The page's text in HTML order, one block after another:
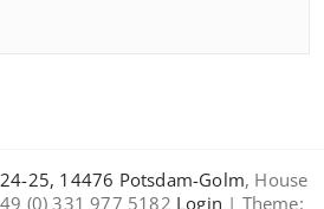
25, 14476 Potsdam-Golm, House
(0) 331 977 5182 Login | Theme: